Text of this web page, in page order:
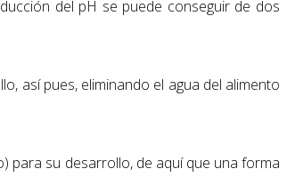
del pH se puede conseguir de dos
así pues, eliminando el agua del alimento
para su desarrollo, de aquí que una forma